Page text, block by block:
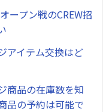
ープン戦のCREW招
アイテム交換はど
商品の在庫数を知
品の予約は可能で